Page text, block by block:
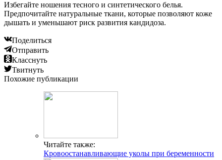
Избегайте ношения тесного и синтетического белья.
Предпочитайте натуральные ткани, которые позволяют коже
дышать и уменьшают риск развития кандидоза.
Поделиться
Отправить
Класснуть
Твитнуть
Похожие публикации
Читайте также:
Кровоостанавливающие уколы при беременности